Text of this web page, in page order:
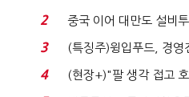
로봇·AI 등 논...
2
중국 이어 대만도 설비
국전쟁’
3
(특징주)윙입푸드, 경영
지에 상한가...
4
(현장+)"팔 생각 접고